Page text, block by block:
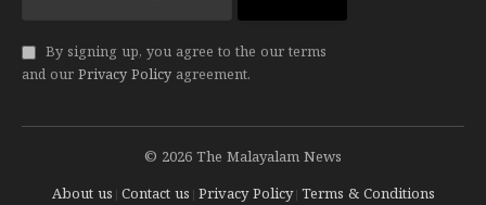
By signing up, you agree to the our terms
and our Privacy Policy agreement.
© 2026 The Malayalam News
About us Contact us Privacy Policy Terms & Conditions